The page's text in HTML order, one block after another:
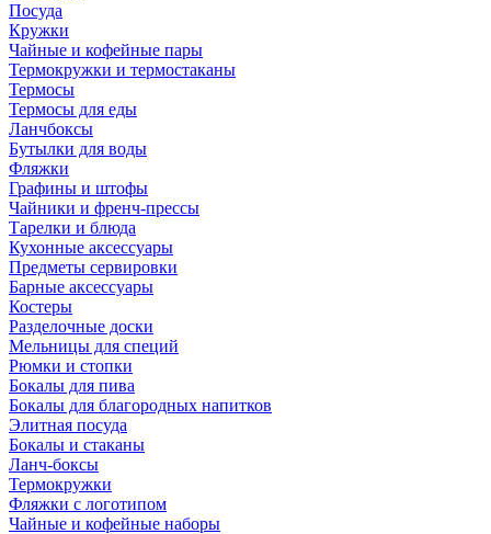
Посуда
Кружки
Чайные и кофейные пары
Термокружки и термостаканы
Термосы
Термосы для еды
Ланчбоксы
Бутылки для воды
Фляжки
Графины и штофы
Чайники и френч-прессы
Тарелки и блюда
Кухонные аксессуары
Предметы сервировки
Барные аксессуары
Костеры
Разделочные доски
Мельницы для специй
Рюмки и стопки
Бокалы для пива
Бокалы для благородных напитков
Элитная посуда
Бокалы и стаканы
Ланч-боксы
Термокружки
Фляжки с логотипом
Чайные и кофейные наборы